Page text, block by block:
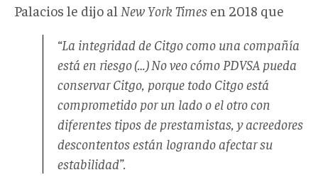
Palacios le dijo al New York Times en 2018 que
“La integridad de Citgo como una compañía
está en riesgo (…) No veo cómo PDVSA pueda
conservar Citgo, porque todo Citgo está
comprometido por un lado o el otro con
diferentes tipos de prestamistas, y acreedores
descontentos están logrando afectar su
estabilidad”.